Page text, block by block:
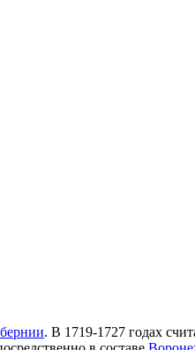
. В 1719-1727 годах